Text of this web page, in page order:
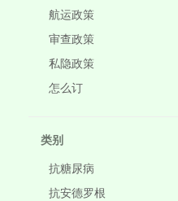
航运政策
审查政策
私隐政策
怎么订
类别
抗糖尿病
抗安德罗根